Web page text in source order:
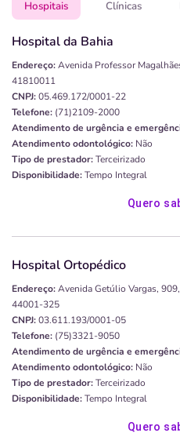
Hospitais Clínicas
Hospital da Bahia
Endereço:Avenida Professor
41810011
CNPJ:05.469.172/0001-22
Telefone: (71)2109-2000
Atendimento de urgência e
Atendimento odontológico: Não
Tipo de prestador:Terceirizado
Disponibilidade:Tempo Integral
Quero
Hospital Ortopédico
Endereço:Avenida Getúlio Vargas,
44001-325
CNPJ:03.611.193/0001-05
Telefone: (75)3321-9050
Atendimento de urgência e
Atendimento odontológico: Não
Tipo de prestador:Terceirizado
Disponibilidade:Tempo Integral
Quero